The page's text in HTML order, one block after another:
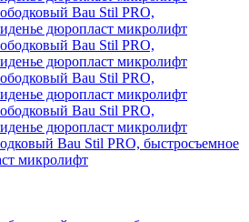
Bau Stil PRO, быстросъемное
микролифт